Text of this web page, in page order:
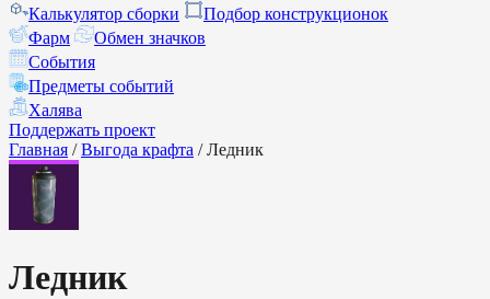
Калькулятор сборки
Подбор конструкционок
Фарм
Обмен значков
События
Предметы событий
Халява
Поддержать проект
Главная / Выгода крафта / Ледник
Ледник